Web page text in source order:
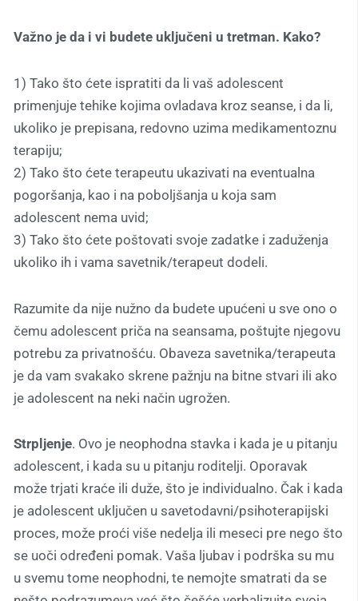
Važno je da i vi budete uključeni u tretman. Kako?
1) Tako što ćete ispratiti da li vaš adolescent
primenjuje tehike kojima ovladava kroz seanse, i da li,
ukoliko je prepisana, redovno uzima medikamentoznu
terapiju;
2) Tako što ćete terapeutu ukazivati na eventualna
pogoršanja, kao i na poboljšanja u koja sam
adolescent nema uvid;
3) Tako što ćete poštovati svoje zadatke i zaduženja
ukoliko ih i vama savetnik/terapeut dodeli.
Razumite da nije nužno da budete upućeni u sve ono o
čemu adolescent priča na seansama, poštujte njegovu
potrebu za privatnošću. Obaveza savetnika/terapeuta
je da vam svakako skrene pažnju na bitne stvari ili ako
je adolescent na neki način ugrožen.
Strpljenje. Ovo je neophodna stavka i kada je u pitanju
adolescent, i kada su u pitanju roditelji. Oporavak
može trjati kraće ili duže, što je individualno. Čak i kada
je adolescent uključen u savetodavni/psihoterapijski
proces, može proći više nedelja ili meseci pre nego što
se uoči određeni pomak. Vaša ljubav i podrška su mu
u svemu tome neophodni, te nemojte smatrati da se